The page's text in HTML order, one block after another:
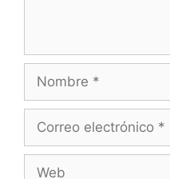
electrónico